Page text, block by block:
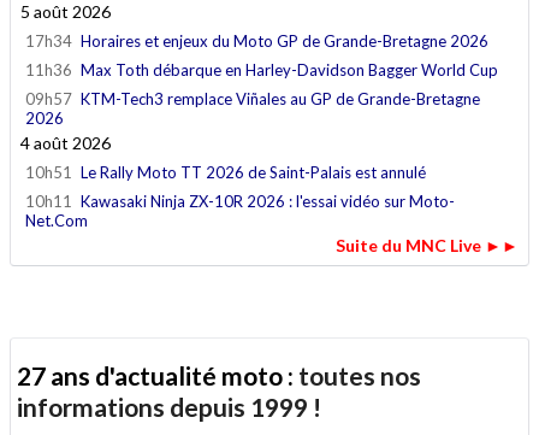
5 août 2026
17h34 Horaires et enjeux du Moto GP de Grande-Bretagne 2026
11h36 Max Toth débarque en Harley-Davidson Bagger World Cup
09h57 KTM-Tech3 remplace Viñales au GP de Grande-Bretagne
2026
4 août 2026
10h51 Le Rally Moto TT 2026 de Saint-Palais est annulé
10h11 Kawasaki Ninja ZX-10R 2026 : l'essai vidéo sur Moto-
Net.Com
Suite du MNC Live ►►
27 ans d'actualité moto : toutes nos
informations depuis 1999 !